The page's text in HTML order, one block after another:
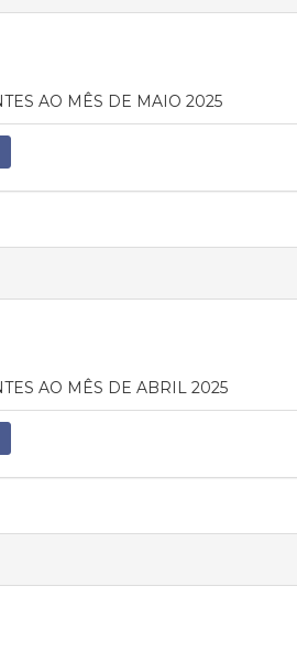
AO MÊS DE MAIO 2025
AO MÊS DE ABRIL 2025